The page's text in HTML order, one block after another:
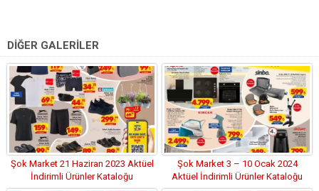
DİĞER GALERİLER
Şok Market 21 Haziran 2023 Aktüel
İndirimli Ürünler Kataloğu
Şok Market 3 – 10 Ocak 2024
Aktüel İndirimli Ürünler Kataloğu